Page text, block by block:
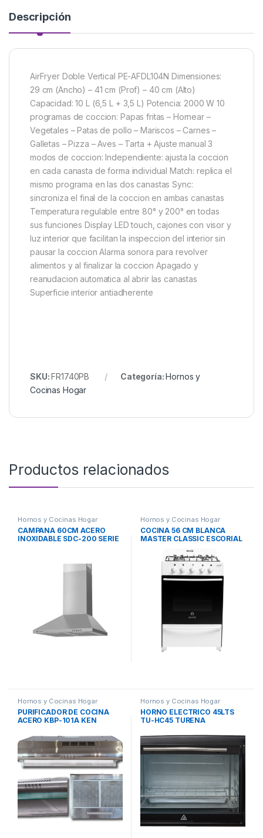
Descripción
AirFryer Doble Vertical PE-AFDL104N Dimensiones:
29 cm (Ancho) – 41 cm (Prof) – 40 cm (Alto)
Capacidad: 10 L (6,5 L + 3,5 L) Potencia: 2000 W 10
programas de coccion: Papas fritas – Hornear –
Vegetales – Patas de pollo – Mariscos – Carnes –
Galletas – Pizza – Aves – Tarta + Ajuste manual 3
modos de coccion: Independiente: ajusta la coccion
en cada canasta de forma individual Match: replica el
mismo programa en las dos canastas Sync:
sincroniza el final de la coccion en ambas canastas
Temperatura regulable entre 80° y 200° en todas
sus funciones Display LED touch, cajones con visor y
luz interior que facilitan la inspeccion del interior sin
pausar la coccion Alarma sonora para revolver
alimentos y al finalizar la coccion Apagado y
reanudacion automatica al abrir las canastas
Superficie interior antiadherente
SKU:FR1740PB Categoría:Hornos y
Cocinas Hogar
Productos relacionados
Hornos y Cocinas Hogar
CAMPANA 60CM ACERO
INOXIDABLE SDC-200 SERIE
Hornos y Cocinas Hogar
COCINA 56 CM BLANCA
MASTER CLASSIC ESCORIAL
Hornos y Cocinas Hogar
PURIFICADOR DE COCINA
ACERO KBP-101A KEN
Hornos y Cocinas Hogar
HORNO ELECTRICO 45LTS
TU-HC45 TURENA